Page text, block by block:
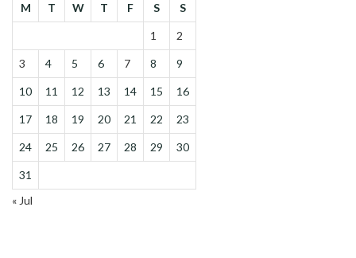
M
T W T F S S
1 2
3 4 5 6 7 8 9
10 11 12 13 14 15 16
17 18 19 20 21 22 23
24 25 26 27 28 29 30
31
« Jul